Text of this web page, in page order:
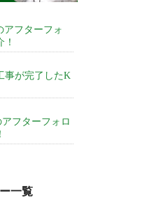
アフターフォ
事が完了したK
アフターフォロ
一覧